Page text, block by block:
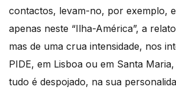
contactos, levam-no, por exemplo,
apenas neste “Ilha-América”, a
mas de uma crua intensidade, nos
PIDE, em Lisboa ou em Santa
tudo é despojado, na sua